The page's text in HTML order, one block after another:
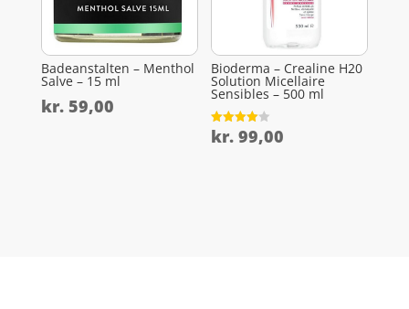
Badeanstalten – Menthol
Salve – 15 ml
kr.59,00
Bioderma – Crealine H20
Solution Micellaire
Sensibles – 500 ml
Vurderet
4
kr. 99,00